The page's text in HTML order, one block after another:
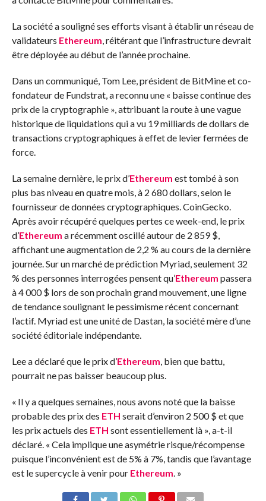
La société a souligné ses efforts visant à établir un réseau de
validateurs Ethereum réitérantque l’infrastructure devrait
être déployée au début de l’année prochaine.
Dans un communiqué, Tom Lee, président de BitMine et co-
fondateur de Fundstrat, a reconnu une « baisse continue des
prix de la cryptographie », attribuant la route à une vague
historique de liquidations qui a vu 19 milliards de dollars de
transactions cryptographiques à effet de levier fermées de
force.
La semaine dernière, le prix d’Ethereum est tombé à son
plus bas niveau en quatre mois, à 2 680 dollars, selon le
fournisseur de données cryptographiques. CoinGecko
Après avoir récupéré quelques pertes ce week-end, le prix
d’Ethereum a récemment oscillé autour de 2 859 $,
affichant une augmentation de 2,2 % au cours de la dernière
journée. Sur un marché de prédiction Myriad, seulement 32
% des personnes interrogées pensent qu’Ethereum passera
à 4 000 $ lors de son prochain grand mouvement, une ligne
de tendance soulignant le pessimisme récent concernant
l’actif. Myriad est une unité de Dastan, la société mère d’une
société éditoriale indépendante.
Lee a déclaré que le prix d’Ethereum , bien que battu,
pourrait ne pas baisser beaucoup plus.
« Il y a quelques semaines, nous avons noté que la baisse
probable des prix des ETH serait d’environ 2 500 $ et que
les prix actuels des ETH sont essentiellement là », a-t-il
déclaré. « Cela implique une asymétrie risque/récompense
puisque l’inconvénient est de 5% à 7%, tandis que l’avantage
est le supercycle à venir pour Ethereum . »